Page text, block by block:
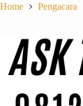
Home Pengacara